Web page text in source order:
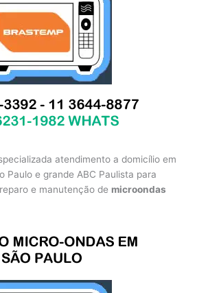
atendimento a domicílio em
Paulo e grande ABC Paulista para
e manutenção de microondas